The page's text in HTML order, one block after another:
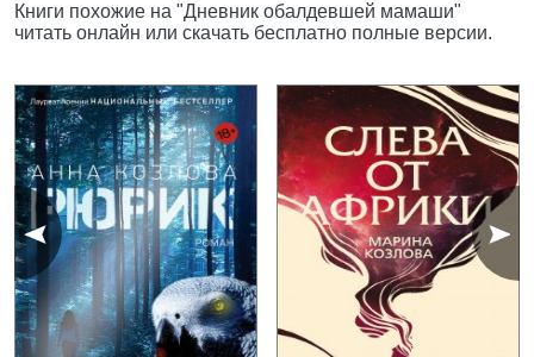
Книги похожие на "Дневник обалдевшей мамаши"
читать онлайн или скачать бесплатно полные версии.